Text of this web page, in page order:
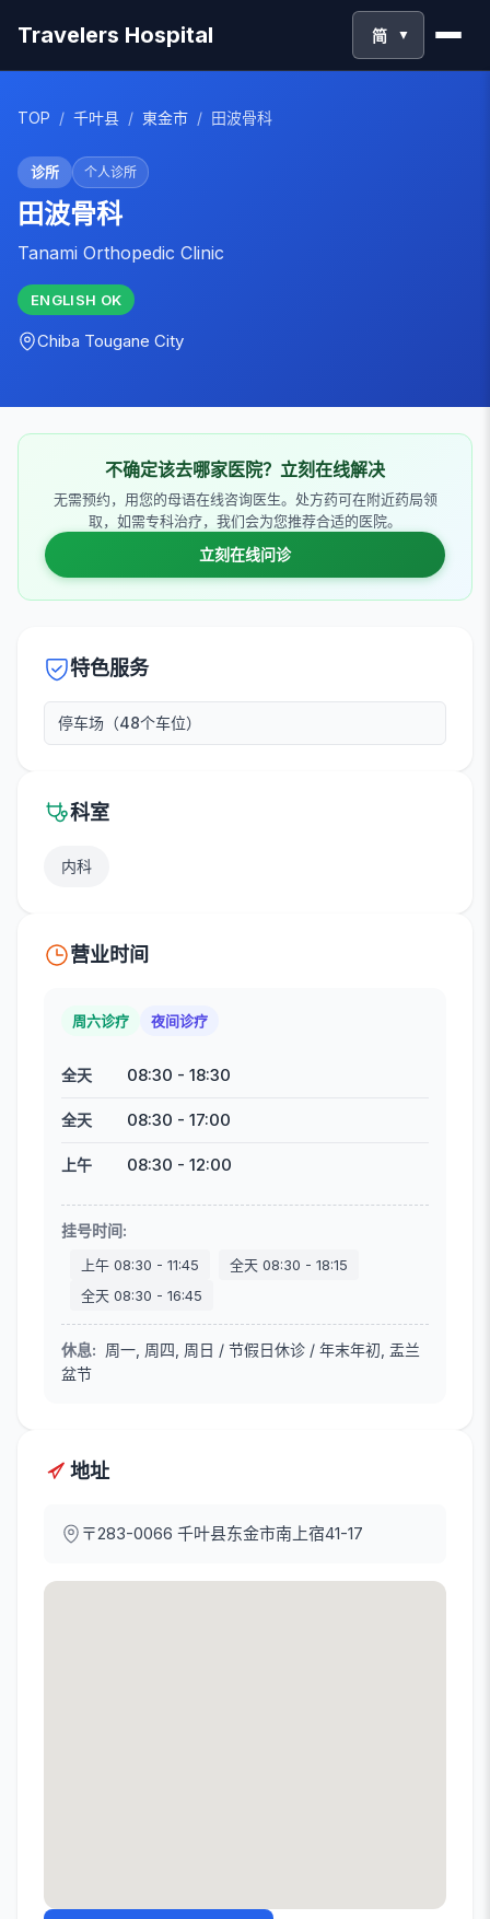
Travelers Hospital 简 ▼
TOP / 千叶县 / 東金市 / 田波骨科
诊所 个人诊所
田波骨科
Tanami Orthopedic Clinic
ENGLISH OK
Chiba Tougane City
不确定该去哪家医院？立刻在线解决
无需预约，用您的母语在线咨询医生。处方药可在附近药局领
取，如需专科治疗，我们会为您推荐合适的医院。
立刻在线问诊
特色服务
停车场（48个车位）
科室
内科
营业时间
周六诊疗 夜间诊疗
全天 08:30 - 18:30
全天 08:30 - 17:00
上午 08:30 - 12:00
挂号时间:
上午 08:30 - 11:45 全天 08:30 - 18:15
全天 08:30 - 16:45
休息: 周一, 周四, 周日 / 节假日休诊 / 年末年初, 盂兰
盆节
地址
〒283-0066 千叶县东金市南上宿41-17